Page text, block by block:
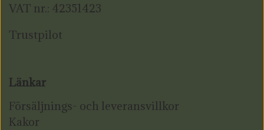
VAT nr.: 42351423
Trustpilot
Länkar
Försäljnings- och leveransvillkor
Kakor